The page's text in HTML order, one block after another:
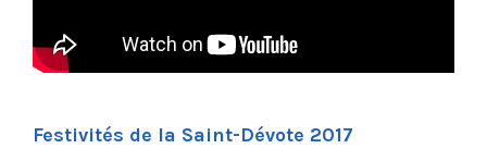
Festivités de la Saint-Dévote 2017